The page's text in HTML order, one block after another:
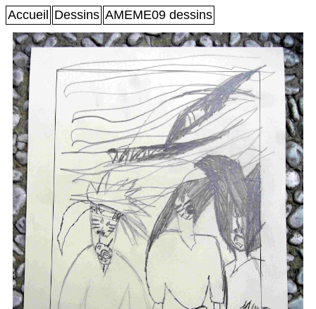
Accueil Dessins AMEME09 dessins